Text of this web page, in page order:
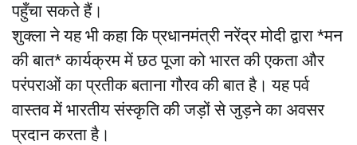
पहुँचा सकते हैं।
शुक्ला ने यह भी कहा कि प्रधानमंत्री नरेंद्र मोदी द्वारा *मन
की बात* कार्यक्रम में छठ पूजा को भारत की एकता और
परंपराओं का प्रतीक बताना गौरव की बात है। यह पर्व
वास्तव में भारतीय संस्कृति की जड़ों से जुड़ने का अवसर
प्रदान करता है।